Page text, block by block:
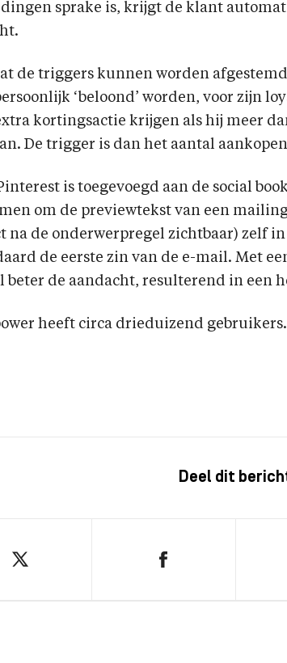
dingen sprake is, krijgt de klant
de triggers kunnen worden
‘beloond’ worden, voor zijn
kortingsactie krijgen als hij meer
De trigger is dan het aantal
is toegevoegd aan de social
om de previewtekst van een
na de onderwerpregel zichtbaar) zelf
de eerste zin van de e-mail. Met
beter de aandacht, resulterend in een
heeft circa drieduizend gebruikers.
Deel dit